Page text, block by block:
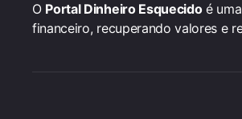
O Portal Dinheiro Esquecidoé
financeiro, recuperando valores e